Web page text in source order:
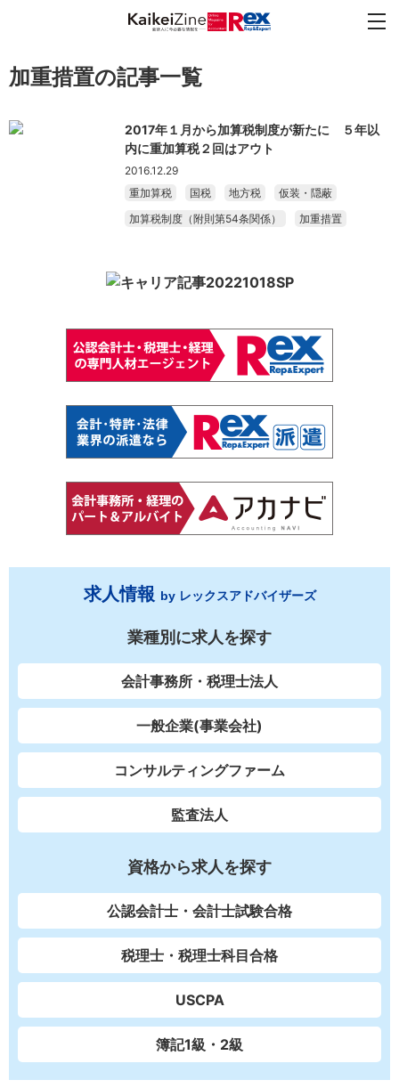
加重措置の記事一覧
2017年１月から加算税制度が新たに ５年以
内に重加算税２回はアウト
2016.12.29
重加算税
国税 地方税
仮装・隠蔽
加算税制度（附則第54条関係）
加重措置
求人情報 by レックスアドバイザーズ
業種別に求人を探す
会計事務所・税理士法人
一般企業(事業会社)
コンサルティングファーム
監査法人
資格から求人を探す
公認会計士・会計士試験合格
税理士・税理士科目合格
USCPA
簿記1級・2級